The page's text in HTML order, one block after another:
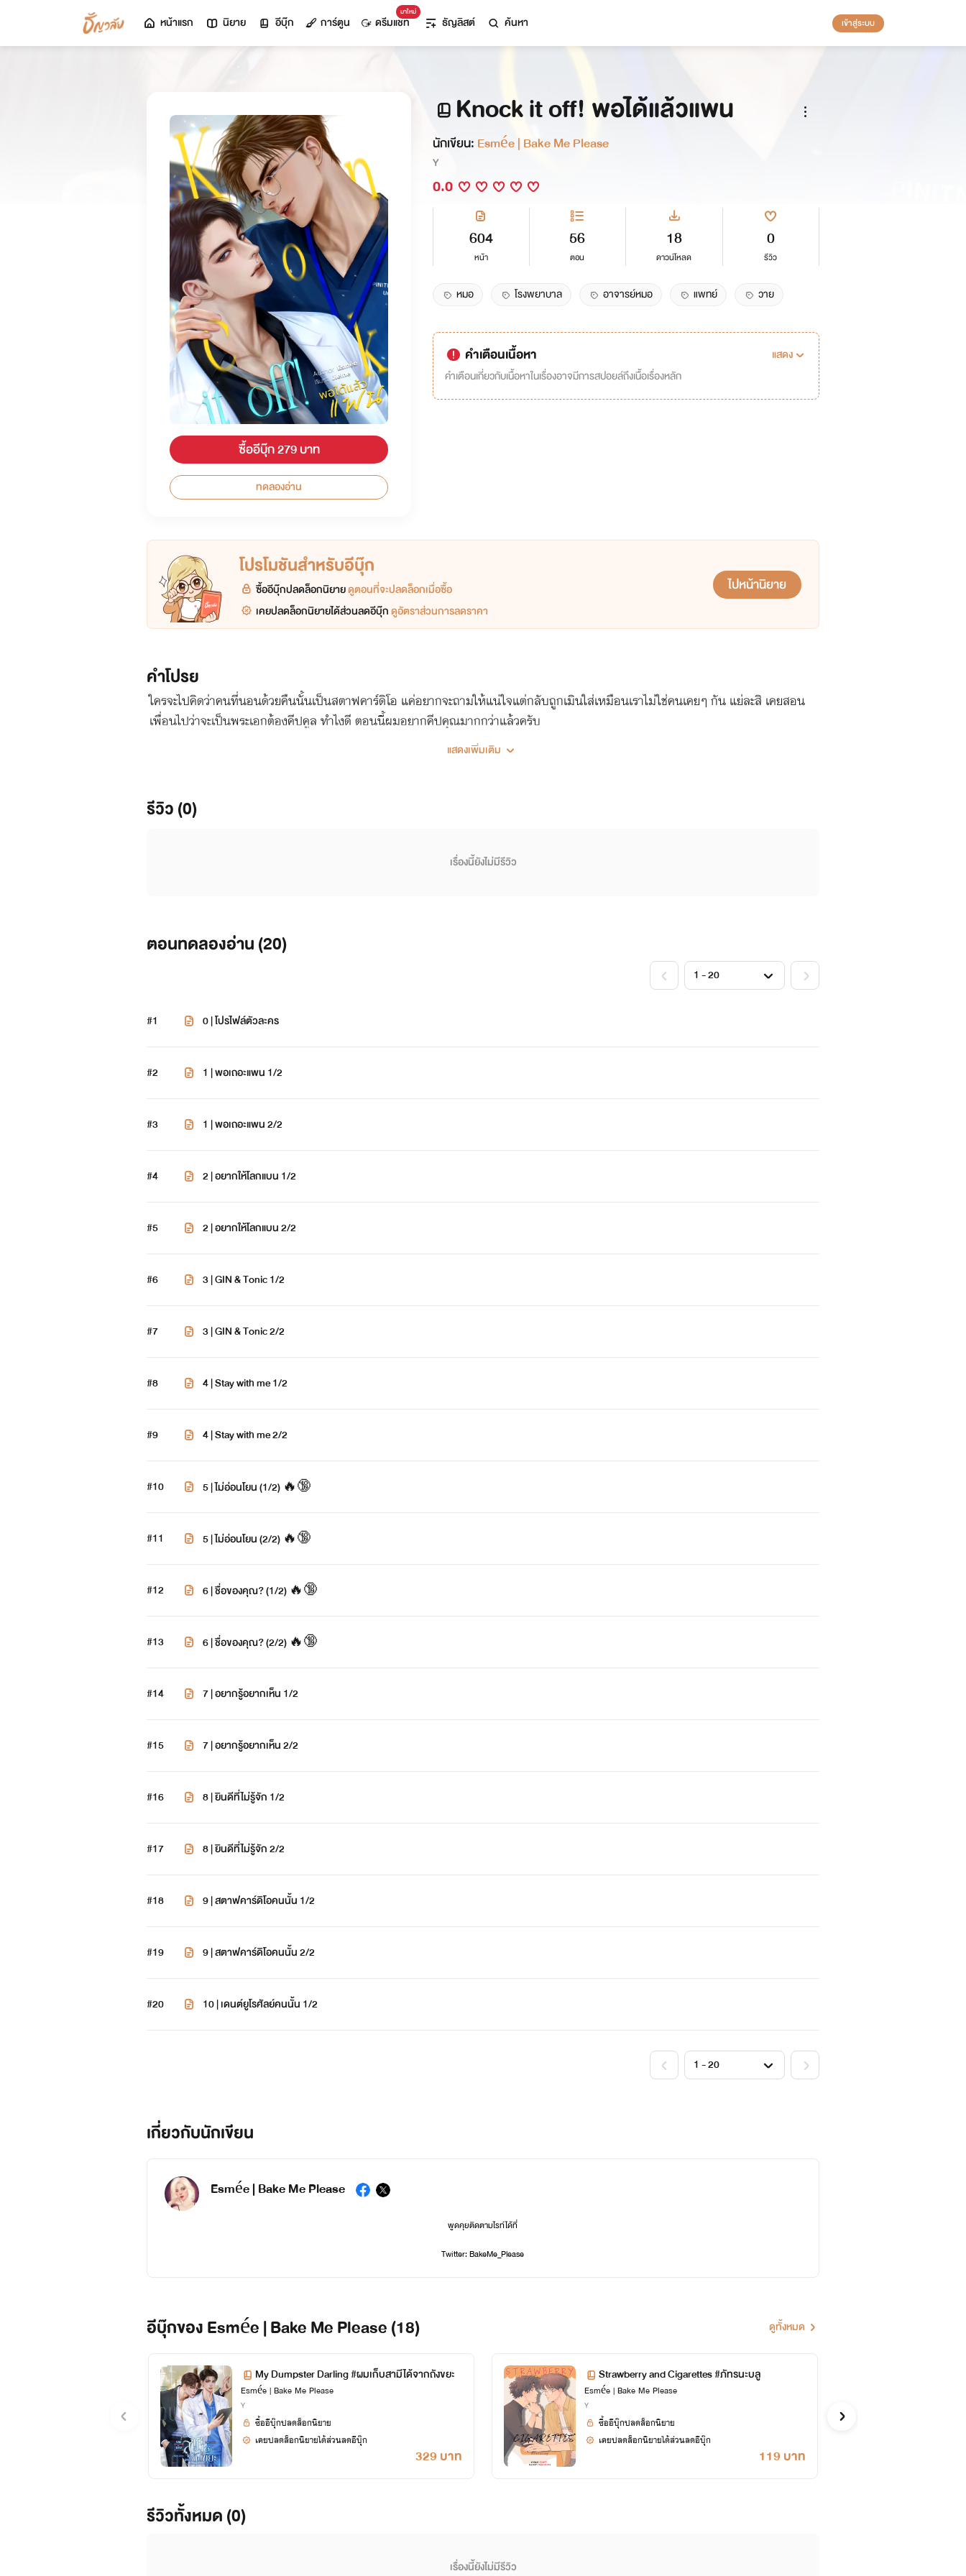
หน้าแรก นิยาย อีบุ๊ก การ์ตูน
มาใหม่
ดรีมแชท ธัญลิสต์ ค้นหา เข้าสู่ระบบ
ซื้ออีบุ๊ก 279 บาท
ทดลองอ่าน
Knock it off! พอได้แล้วแพน
นักเขียน: Esmée | Bake Me Please
Y
0.0
604
หน้า
56
ตอน
18
ดาวน์โหลด
0
รีวิว
หมอ โรงพยาบาล อาจารย์หมอ แพทย์ วาย
คำเตือนเนื้อหา
แสดง
คำเตือนเกี่ยวกับเนื้อหาในเรื่องอาจมีการสปอยล์ถึงเนื้อเรื่องหลัก
โปรโมชันสำหรับอีบุ๊ก
ซื้ออีบุ๊กปลดล็อกนิยายดูตอนที่จะปลดล็อกเมื่อซื้อ
เคยปลดล็อกนิยายได้ส่วนลดอีบุ๊กดูอัตราส่วนการลดราคา
ไปหน้านิยาย
คำโปรย
ใครจะไปคิดว่าคนที่นอนด้วยคืนนั้นเป็นสตาฟคาร์ดิโอ แค่อยากจะถามให้แน่ใจแต่กลับถูกเมินใส่เหมือนเราไม่ใช่คนเคยๆ กัน แย่ละสิ เคยสอน
เพื่อนไปว่าจะเป็นพระเอกต้องคีปคูล ทำไงดี ตอนนี้ผมอยากคีปคุณมากกว่าแล้วครับ
แสดงเพิ่มเติม
รีวิว (0)
เรื่องนี้ยังไม่มีรีวิว
ตอนทดลองอ่าน (20)
#1 0 | โปรไฟล์ตัวละคร
#2 1 | พอเถอะแพน 1/2
#3 1 | พอเถอะแพน 2/2
#4 2 | อยากให้โลกแบน 1/2
#5 2 | อยากให้โลกแบน 2/2
#6 3 | GIN & Tonic 1/2
#7 3 | GIN & Tonic 2/2
#8 4 | Stay with me 1/2
#9 4 | Stay with me 2/2
#10 5 | ไม่อ่อนโยน (1/2) 🔥🔞
#11 5 | ไม่อ่อนโยน (2/2) 🔥🔞
#12 6 | ชื่อของคุณ? (1/2) 🔥🔞
#13 6 | ชื่อของคุณ? (2/2) 🔥🔞
#14 7 | อยากรู้อยากเห็น 1/2
#15 7 | อยากรู้อยากเห็น 2/2
#16 8 | ยินดีที่ไม่รู้จัก 1/2
#17 8 | ยินดีที่ไม่รู้จัก 2/2
#18 9 | สตาฟคาร์ดิโอคนนั้น 1/2
#19 9 | สตาฟคาร์ดิโอคนนั้น 2/2
#20 10 | เดนต์ยูโรศัลย์คนนั้น 1/2
เกี่ยวกับนักเขียน
Esmée | Bake Me Please
พูดคุยติดตามไรท์ได้ที่
Twitter: BakeMe_Please
อีบุ๊กของ Esmée | Bake Me Please (18) ดูทั้งหมด
My Dumpster Darling #ผมเก็บสามีได้จากถังขยะ
Esmée | Bake Me Please
Y
329 บาท
ซื้ออีบุ๊กปลดล็อกนิยาย
เคยปลดล็อกนิยายได้ส่วนลดอีบุ๊ก
Strawberry and Cigarettes #ภัทรนะบลู
Esmée | Bake Me Please
Y
119 บาท
ซื้ออีบุ๊กปลดล็อกนิยาย
เคยปลดล็อกนิยายได้ส่วนลดอีบุ๊ก
รีวิวทั้งหมด (0)
เรื่องนี้ยังไม่มีรีวิว